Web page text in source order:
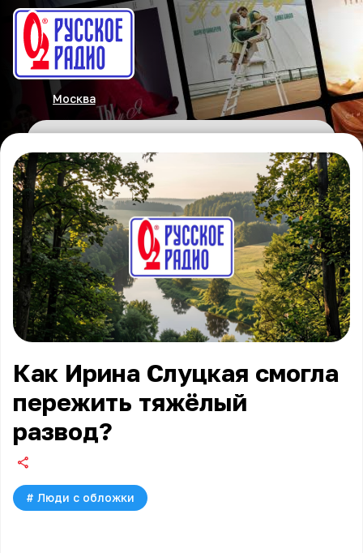
Москва
Как Ирина Слуцкая смогла
пережить тяжёлый
развод?
# Люди с обложки